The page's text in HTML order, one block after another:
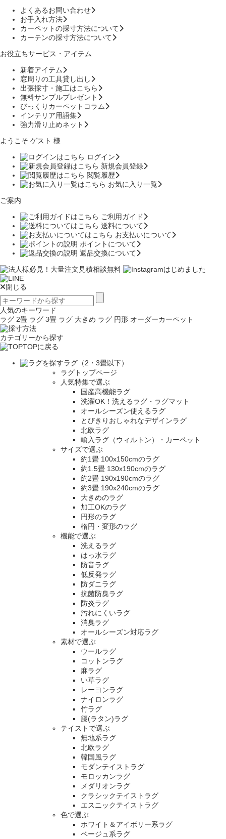
よくあるお問い合わせ
お手入れ方法
カーペットの採寸方法について
カーテンの採寸方法について
お役立ちサービス・アイテム
新着アイテム
窓周りの工具貸し出し
出張採寸・施工はこちら
無料サンプルプレゼント
びっくりカーペットコラム
インテリア用語集
強力滑り止めネット
ようこそ ゲスト 様
ログイン
新規会員登録
閲覧履歴
お気に入り一覧
ご案内
ご利用ガイド
送料について
お支払いについて
ポイントについて
返品交換について
閉じる
人気のキーワード
ラグ 2畳 ラグ 3畳 ラグ 大きめ ラグ 円形 オーダーカーペット
カテゴリーから探す
TOPに戻る
ラグ（2・3畳以下）
ラグトップページ
人気特集で選ぶ
国産高機能ラグ
洗濯OK！洗えるラグ・ラグマット
オールシーズン使えるラグ
とびきりおしゃれなデザインラグ
北欧ラグ
輸入ラグ（ウィルトン）・カーペット
サイズで選ぶ
約1畳 100x150cmのラグ
約1.5畳 130x190cmのラグ
約2畳 190x190cmのラグ
約3畳 190x240cmのラグ
大きめのラグ
加工OKのラグ
円形のラグ
楕円・変形のラグ
機能で選ぶ
洗えるラグ
はっ水ラグ
防音ラグ
低反発ラグ
防ダニラグ
抗菌防臭ラグ
防炎ラグ
汚れにくいラグ
消臭ラグ
オールシーズン対応ラグ
素材で選ぶ
ウールラグ
コットンラグ
麻ラグ
い草ラグ
レーヨンラグ
ナイロンラグ
竹ラグ
籐(ラタン)ラグ
テイストで選ぶ
無地系ラグ
北欧ラグ
韓国風ラグ
モダンテイストラグ
モロッカンラグ
メダリオンラグ
クラシックテイストラグ
エスニックテイストラグ
色で選ぶ
ホワイト＆アイボリー系ラグ
ベージュ系ラグ